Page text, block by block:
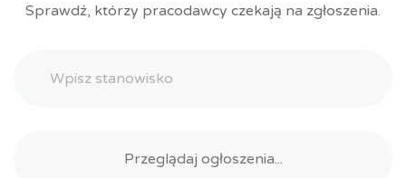
Sprawdź, którzy pracodawcy czekają na zgłoszenia.